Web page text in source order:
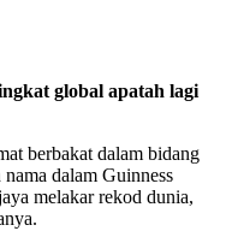
global apatah lagi
berbakat dalam bidang
dalam Guinness
melakar rekod dunia,